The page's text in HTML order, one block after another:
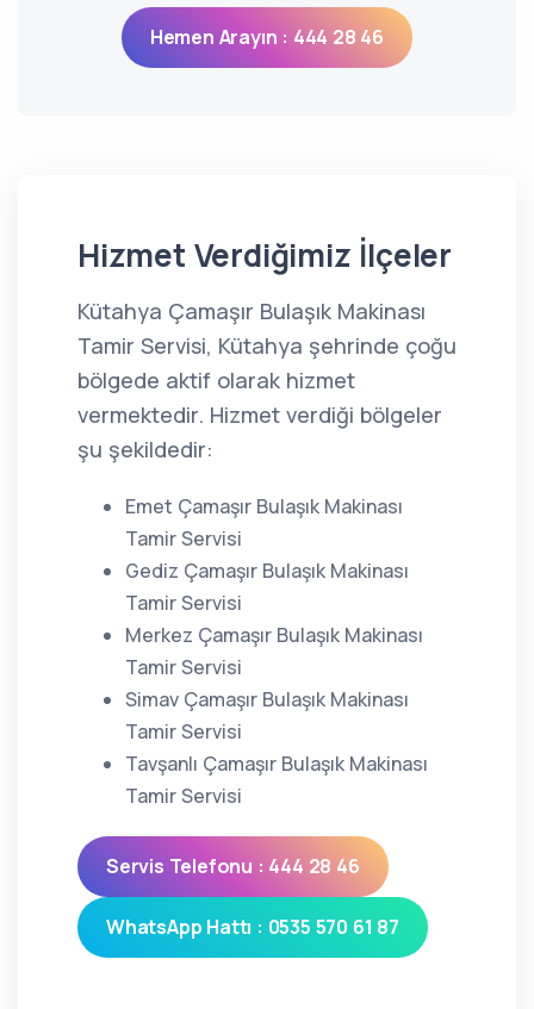
Hemen Arayın : 444 28 46
Hizmet Verdiğimiz İlçeler
Kütahya Çamaşır Bulaşık Makinası
Tamir Servisi, Kütahya şehrinde çoğu
bölgede aktif olarak hizmet
vermektedir. Hizmet verdiği bölgeler
şu şekildedir:
Emet Çamaşır Bulaşık Makinası
Tamir Servisi
Gediz Çamaşır Bulaşık Makinası
Tamir Servisi
Merkez Çamaşır Bulaşık Makinası
Tamir Servisi
Simav Çamaşır Bulaşık Makinası
Tamir Servisi
Tavşanlı Çamaşır Bulaşık Makinası
Tamir Servisi
Servis Telefonu : 444 28 46
WhatsApp Hattı : 0535 570 61 87